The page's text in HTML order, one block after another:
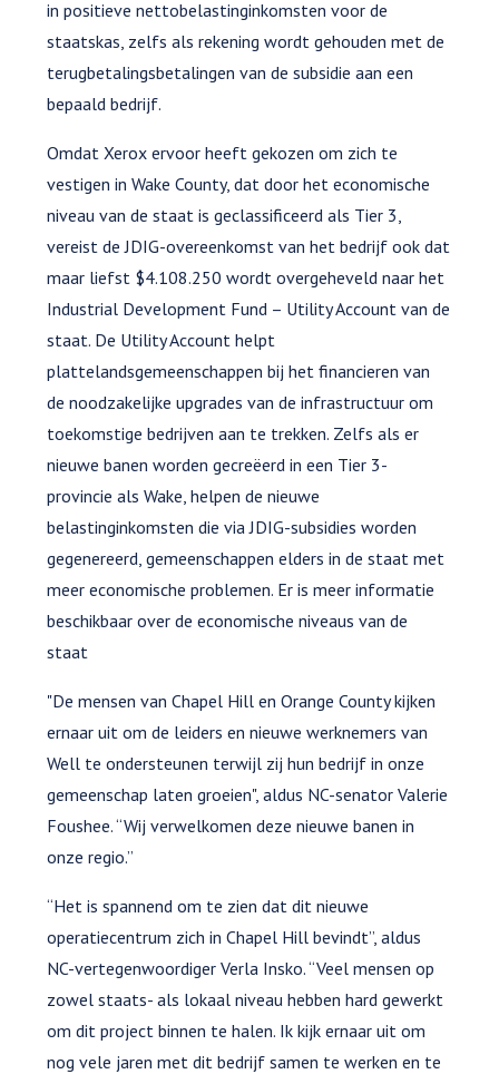
in positieve nettobelastinginkomsten voor de
staatskas, zelfs als rekening wordt gehouden met de
terugbetalingsbetalingen van de subsidie aan een
bepaald bedrijf.
Omdat Xerox ervoor heeft gekozen om zich te
vestigen in Wake County, dat door het economische
niveau van de staat is geclassificeerd als Tier 3,
vereist de JDIG-overeenkomst van het bedrijf ook dat
maar liefst $4.108.250 wordt overgeheveld naar het
Industrial Development Fund – Utility Account van de
staat. De Utility Account helpt
plattelandsgemeenschappen bij het financieren van
de noodzakelijke upgrades van de infrastructuur om
toekomstige bedrijven aan te trekken. Zelfs als er
nieuwe banen worden gecreëerd in een Tier 3-
provincie als Wake, helpen de nieuwe
belastinginkomsten die via JDIG-subsidies worden
gegenereerd, gemeenschappen elders in de staat met
meer economische problemen. Er is meer informatie
beschikbaar over de economische niveaus van de
staat
"De mensen van Chapel Hill en Orange County kijken
ernaar uit om de leiders en nieuwe werknemers van
Well te ondersteunen terwijl zij hun bedrijf in onze
gemeenschap laten groeien", aldus NC-senator Valerie
Foushee. “Wij verwelkomen deze nieuwe banen in
onze regio.”
“Het is spannend om te zien dat dit nieuwe
operatiecentrum zich in Chapel Hill bevindt”, aldus
NC-vertegenwoordiger Verla Insko. “Veel mensen op
zowel staats- als lokaal niveau hebben hard gewerkt
om dit project binnen te halen. Ik kijk ernaar uit om
nog vele jaren met dit bedrijf samen te werken en te